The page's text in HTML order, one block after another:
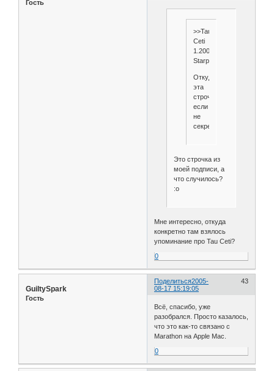
Гость
>>Tau
Ceti
1.200.3
Starpap
Откуда
эта
строчка,
если
не
секрет?
Это строчка из
моей подписи, а
что случилось?
:o
Мне интересно, откуда
конкретно там взялось
упоминание про Tau Ceti?
0
Поделиться 43
2005-
08-17 15:19:05
GuiltySpark
Гость
Всё, спасибо, уже
разобрался. Просто казалось,
что это как-то связано с
Marathon на Apple Mac.
0